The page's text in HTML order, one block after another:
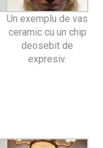
Un exemplu de vas
ceramic cu un chip
deosebit de
expresiv.